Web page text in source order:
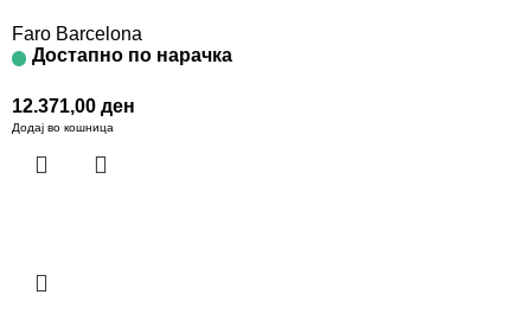
Faro Barcelona
Достапно по нарачка
12.371,00 ден
Додај во кошница